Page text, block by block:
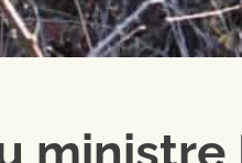
ministre